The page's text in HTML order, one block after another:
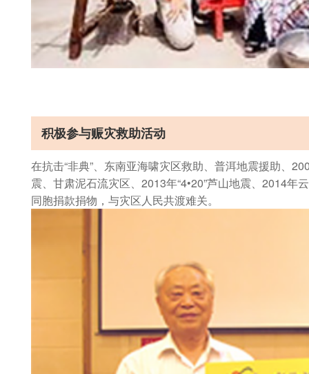
积极参与赈灾救助活动
在抗击“非典”、东南亚海啸灾区救助、普洱地震援助、
震、甘肃泥石流灾区、2013年“4•20”芦山地震、2014
同胞捐款捐物，与灾区人民共渡难关。